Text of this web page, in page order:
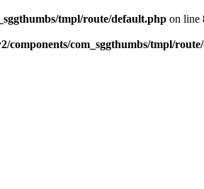
tmpl/route/default.php on line
components/com_sggthumbs/tmpl/